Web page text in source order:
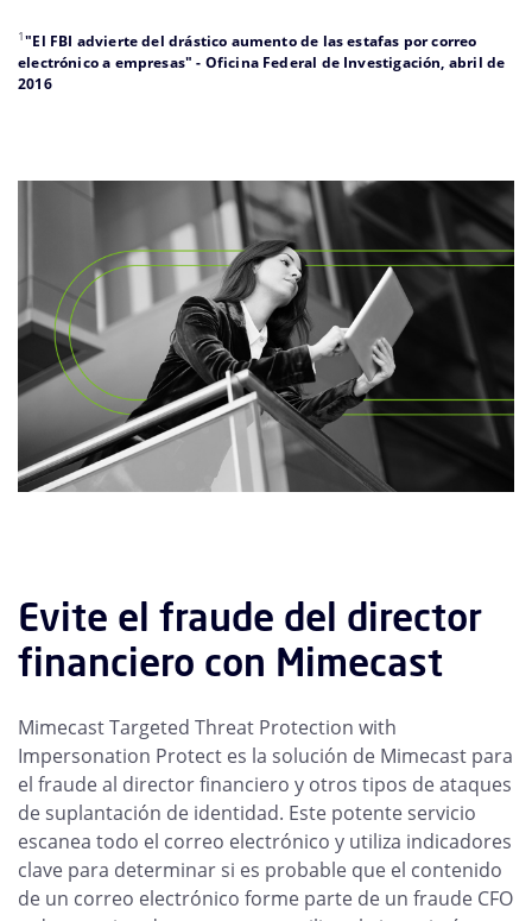
1"El FBI advierte del drástico aumento de las estafas por correo
electrónico a empresas" - Oficina Federal de Investigación, abril de
2016
Evite el fraude del director
financiero con Mimecast
Mimecast Targeted Threat Protection with
Impersonation Protect es la solución de Mimecast para
el fraude al director financiero y otros tipos de ataques
de suplantación de identidad. Este potente servicio
escanea todo el correo electrónico y utiliza indicadores
clave para determinar si es probable que el contenido
de un correo electrónico forme parte de un fraude CFO